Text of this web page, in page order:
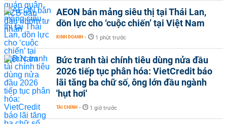
AEON bán mảng siêu thị tại Thái Lan,
dồn lực cho ‘cuộc chiến’ tại Việt Nam
KINH DOANH - 1 phút trước
Bức tranh tài chính tiêu dùng nửa đầu
2026 tiếp tục phân hóa: VietCredit báo
lãi tăng ba chữ số, ông lớn đầu ngành
'hụt hơi'
TÀI CHÍNH - 1 giờ trước